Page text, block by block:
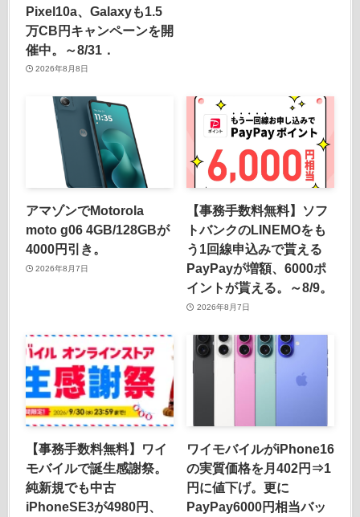
Pixel10a、Galaxyも1.5
万CB円キャンペーンを開
催中。～8/31．
2026年8月8日
アマゾンでMotorola
moto g06 4GB/128GBが
4000円引き。
2026年8月7日
【事務手数料無料】ソフ
トバンクのLINEMOをも
う1回線申込みで貰える
PayPayが増額、6000ポ
イントが貰える。～8/9。
2026年8月7日
【事務手数料無料】ワイ
モバイルで誕生感謝祭。
純新規でも中古
iPhoneSE3が4980円、
ワイモバイルがiPhone16
の実質価格を月402円⇒1
円に値下げ。更に
PayPay6000円相当バッ